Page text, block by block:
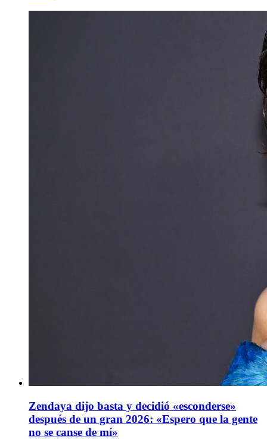
Zendaya dijo basta y decidió «esconderse»
después de un gran 2026: «Espero que la gente
no se canse de mí»